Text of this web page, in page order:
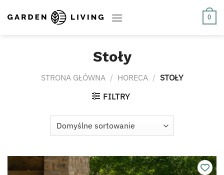
0
Stoły
STRONA GŁÓWNA / HORECA / STOŁY
FILTRY